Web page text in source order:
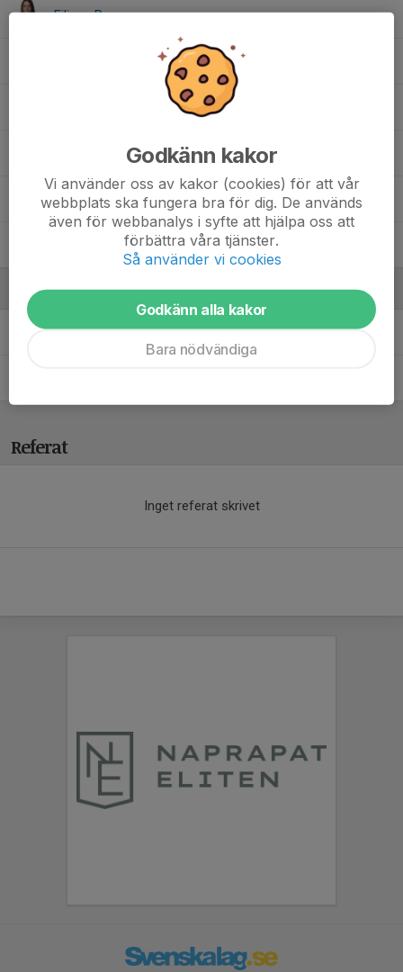
Filippa R.
Signe V.
Ledare
Andreas LandinHuvudledareF2016
Referat
Inget referat skrivet
Godkänn kakor
Vi använder oss av kakor (cookies) för att vår
webbplats ska fungera bra för dig. De används
även för webbanalys i syfte att hjälpa oss att
förbättra våra tjänster.
Så använder vi cookies
Godkänn alla kakor
Bara nödvändiga